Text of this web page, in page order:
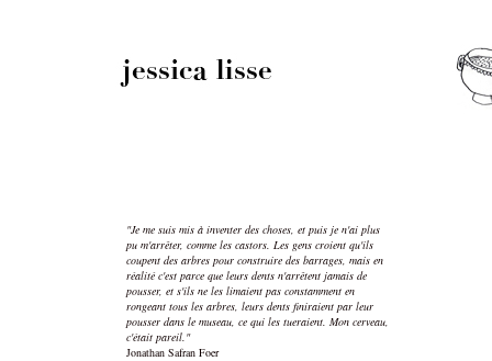
"Je me suis mis à inventer des choses, et puis je n'ai plus
pu m'arrêter, comme les castors. Les gens croient qu'ils
coupent des arbres pour construire des barrages, mais en
réalité c'est parce que leurs dents n'arrêtent jamais de
pousser, et s'ils ne les limaient pas constamment en
rongeant tous les arbres, leurs dents finiraient par leur
pousser dans le museau, ce qui les tueraient. Mon cerveau,
c'était pareil."
Jonathan Safran Foer